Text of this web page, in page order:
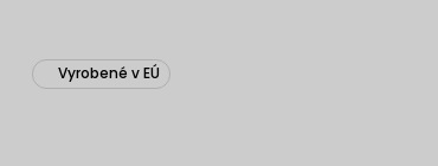
Vyrobené v EÚ